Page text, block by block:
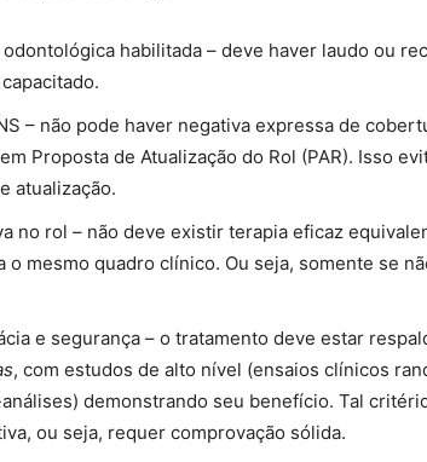
habilitada – deve haver laudo ou
– não pode haver negativa expressa de
Proposta de Atualização do Rol (PAR). Isso
atualização.
no rol – não deve existir terapia eficaz
o mesmo quadro clínico. Ou seja, somente se
e segurança – o tratamento deve estar
, com estudos de alto nível (ensaios clínicos
demonstrando seu benefício. Tal
ou seja, requer comprovação sólida.